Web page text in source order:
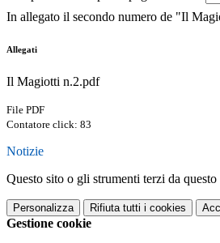
In allegato il secondo numero de "Il
Allegati
Il Magiotti n.2.pdf
File PDF
Contatore click: 83
Notizie
Questo sito o gli strumenti terzi da
Personalizza Rifiuta tutti i cookies
Gestione cookie